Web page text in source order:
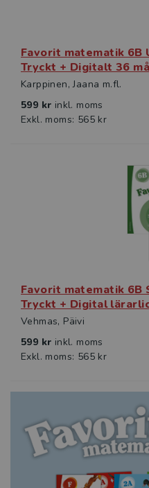
Favorit matematik
Tryckt + Digitalt 36
Karppinen, Jaana m.fl.
599 kr inkl. moms
Exkl. moms: 565 kr
Favorit matematik 6B
Tryckt + Digital
Vehmas, Päivi
599 kr inkl. moms
Exkl. moms: 565 kr